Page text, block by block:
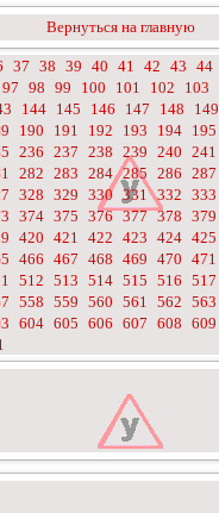
Вернуться на главную
37 38 39 40 41 42 43 44
97 98 99 100 101 102 103
144 145 146 147 148 149
190 191 192 193 194 195
236 237 238 239 240 241
282 283 284 285 286 287
328 329 330 331 332 333
374 375 376 377 378 379
420 421 422 423 424 425
466 467 468 469 470 471
512 513 514 515 516 517
558 559 560 561 562 563
604 605 606 607 608 609